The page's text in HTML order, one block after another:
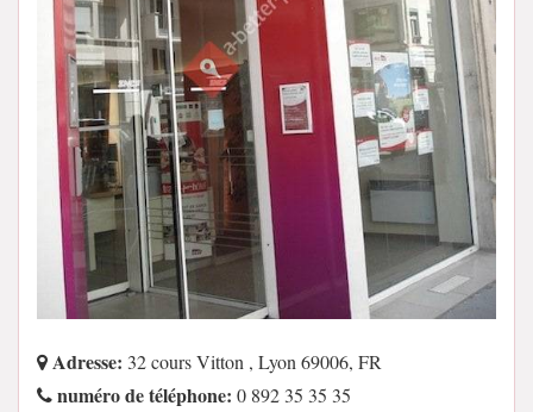
Adresse: 32 cours Vitton , Lyon 69006, FR
numéro de téléphone: 0 892 35 35 35